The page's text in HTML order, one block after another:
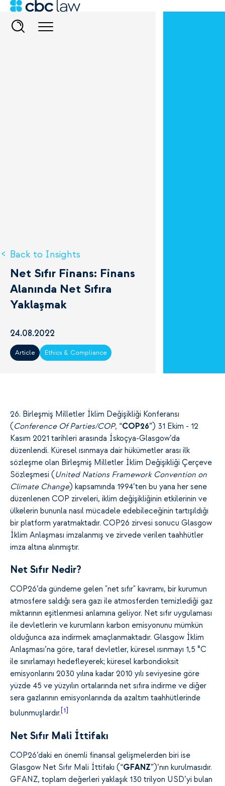
Back to Insights
Net Sıfır Finans: Finans
Alanında Net Sıfıra
Yaklaşmak
24.08.2022
Article Ethics & Compliance
26. Birleşmiş Milletler İklim Değişikliği Konferansı
( Conference Of Parties/COP, “COP26”) 31 Ekim - 12
Kasım 2021 tarihleri arasında İskoçya-Glasgow’da
düzenlendi. Küresel ısınmaya dair hükümetler arası ilk
sözleşme olan Birleşmiş Milletler İklim Değişikliği Çerçeve
Sözleşmesi ( United Nations Framework Convention on
Climate Change) kapsamında 1994’ten bu yana her sene
düzenlenen COP zirveleri, iklim değişikliğinin etkilerinin ve
ülkelerin bununla nasıl mücadele edebileceğinin tartışıldığı
bir platform yaratmaktadır. COP26 zirvesi sonucu Glasgow
İklim Anlaşması imzalanmış ve zirvede verilen taahhütler
imza altına alınmıştır.
Net Sıfır Nedir?
COP26’da gündeme gelen "net sıfır" kavramı, bir kurumun
atmosfere saldığı sera gazı ile atmosferden temizlediği gaz
miktarının eşitlenmesi anlamına geliyor. Net sıfır uygulaması
ile devletlerin ve kurumların karbon emisyonunu mümkün
olduğunca aza indirmek amaçlanmaktadır. Glasgow İklim
Anlaşması’na göre, taraf devletler, küresel ısınmayı 1,5 °C
ile sınırlamayı hedefleyerek; küresel karbondioksit
emisyonlarını 2030 yılına kadar 2010 yılı seviyesine göre
yüzde 45 ve yüzyılın ortalarında net sıfıra indirme ve diğer
sera gazlarının emisyonlarında da azaltım taahhütlerinde
bulunmuşlardır. [1]
Net Sıfır Mali İttifakı
COP26’daki en önemli finansal gelişmelerden biri ise
Glasgow Net Sıfır Mali İttifakı (“GFANZ”)’nın kurulmasıdır.
GFANZ, toplam değerleri yaklaşık 130 trilyon USD’yi bulan